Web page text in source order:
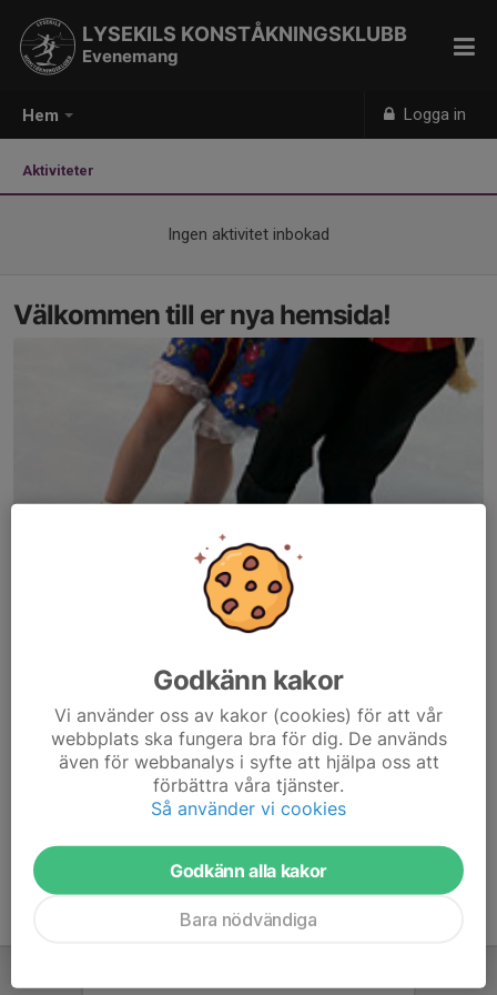
Hem Logga in
LYSEKILS KONSTÅKNINGSKLUBB
Evenemang
Aktiviteter
Ingen aktivitet inbokad
Välkommen till er nya hemsida!
Här hamnar automatiskt de senaste nyheterna på hemsidan. För
att kunna börja administrera hemsidan loggar du in högst upp till
höger.
Godkänn kakor
Vi använder oss av kakor (cookies) för att vår
webbplats ska fungera bra för dig. De används
även för webbanalys i syfte att hjälpa oss att
förbättra våra tjänster.
Så använder vi cookies
Godkänn alla kakor
Bara nödvändiga